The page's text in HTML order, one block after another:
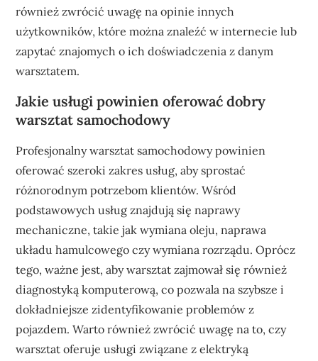
również zwrócić uwagę na opinie innych
użytkowników, które można znaleźć w internecie lub
zapytać znajomych o ich doświadczenia z danym
warsztatem.
Jakie usługi powinien oferować dobry
warsztat samochodowy
Profesjonalny warsztat samochodowy powinien
oferować szeroki zakres usług, aby sprostać
różnorodnym potrzebom klientów. Wśród
podstawowych usług znajdują się naprawy
mechaniczne, takie jak wymiana oleju, naprawa
układu hamulcowego czy wymiana rozrządu. Oprócz
tego, ważne jest, aby warsztat zajmował się również
diagnostyką komputerową, co pozwala na szybsze i
dokładniejsze zidentyfikowanie problemów z
pojazdem. Warto również zwrócić uwagę na to, czy
warsztat oferuje usługi związane z elektryką